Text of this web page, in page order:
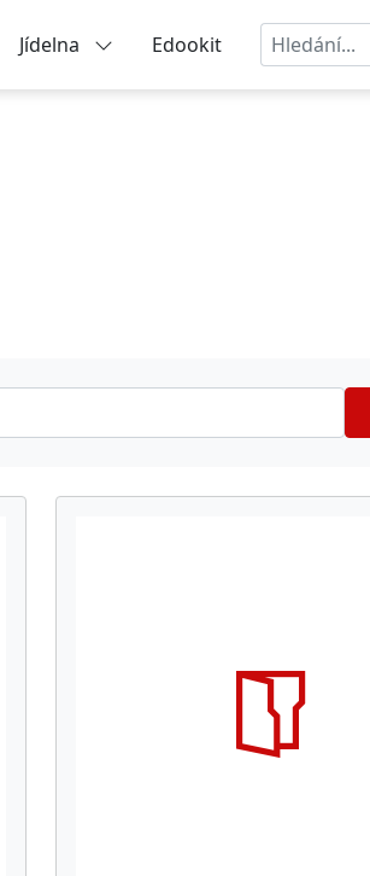
Jídelna Edookit